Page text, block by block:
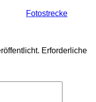
Fotostrecke
Erforderliche